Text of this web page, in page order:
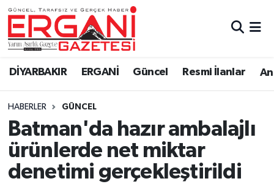
DİYARBAKIR ERGANİ Güncel Resmi İlanlar
HABERLER GÜNCEL
Batman'da hazır ambalajlı
ürünlerde net miktar
denetimi gerçekleştirildi
DİYARBAKIR
BİSMİL
BAĞLAR
ERGANİ
Güncel
Eği̇ti̇m
Resmi İlanlar
Ergani Nöbetçi Eczaneler
Ergani Hava Durumu
Ergani Trafik Yoğunluk Haritası
Süper Lig Puan Durumu ve Fikstür
Tüm Manşetler